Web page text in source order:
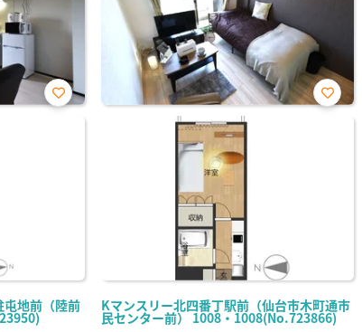
屯地前（陸前
お気
Kマンスリー北四番丁駅前（仙台市木町通市
民センター前） 1008・1008(No.723866)
お気